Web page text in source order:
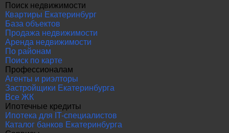
Поиск недвижимости
Квартиры Екатеринбург
База объектов
Продажа недвижимости
Аренда недвижимости
По районам
Поиск по карте
Профессионалам
Агенты и риэлторы
Застройщики Екатеринбурга
Все ЖК
Ипотечные кредиты
Ипотека для IT-специалистов
Каталог банков Екатеринбурга